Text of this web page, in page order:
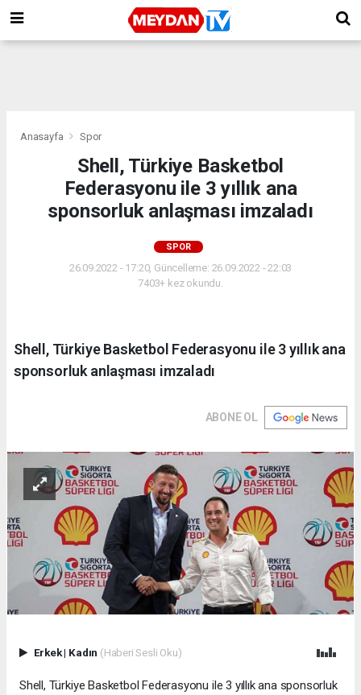
Anasayfa Spor
Shell, Türkiye Basketbol
Federasyonu ile 3 yıllık ana
sponsorluk anlaşması imzaladı
SPOR
26.09.2022 - 17:20, Güncelleme: 26.09.2022 - 22:03
7403+ kez okundu.
Shell, Türkiye Basketbol Federasyonu ile 3 yıllık ana
sponsorluk anlaşması imzaladı
ABONE OL
Erkek| Kadın (Haberi Sesli Oku)
Shell, Türkiye Basketbol Federasyonu ile 3 yıllık ana sponsorluk